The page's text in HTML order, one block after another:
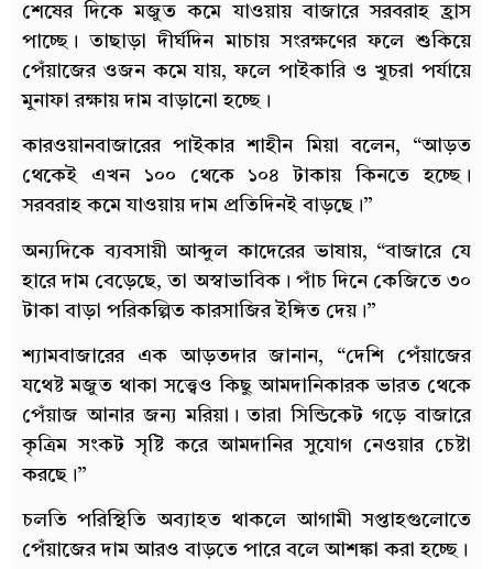
শেষের দিকে মজুত কমে যাওয়ায় বাজারে সরবরাহ হ্রাস
পাচ্ছে। তাছাড়া দীর্ঘদিন মাচায় সংরক্ষণের ফলে শুকিয়ে
পেঁয়াজের ওজন কমে যায়, ফলে পাইকারি ও খুচরা পর্যায়ে
মুনাফা রক্ষায় দাম বাড়ানো হচ্ছে।
কারওয়ানবাজারের পাইকার শাহীন মিয়া বলেন, “আড়ত
থেকেই এখন ১০০ থেকে ১০৪ টাকায় কিনতে হচ্ছে।
সরবরাহ কমে যাওয়ায় দাম প্রতিদিনই বাড়ছে।”
অন্যদিকে ব্যবসায়ী আব্দুল কাদেরের ভাষায়, “বাজারে যে
হারে দাম বেড়েছে, তা অস্বাভাবিক। পাঁচ দিনে কেজিতে ৩০
টাকা বাড়া পরিকল্পিত কারসাজির ইঙ্গিত দেয়।”
শ্যামবাজারের এক আড়তদার জানান, “দেশি পেঁয়াজের
যথেষ্ট মজুত থাকা সত্ত্বেও কিছু আমদানিকারক ভারত থেকে
পেঁয়াজ আনার জন্য মরিয়া। তারা সিন্ডিকেট গড়ে বাজারে
কৃত্রিম সংকট সৃষ্টি করে আমদানির সুযোগ নেওয়ার চেষ্টা
করছে।”
চলতি পরিস্থিতি অব্যাহত থাকলে আগামী সপ্তাহগুলোতে
পেঁয়াজের দাম আরও বাড়তে পারে বলে আশঙ্কা করা হচ্ছে।